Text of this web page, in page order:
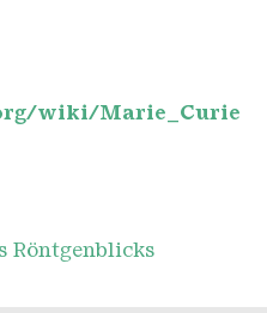
wiki/Marie_Curie
Röntgenblicks